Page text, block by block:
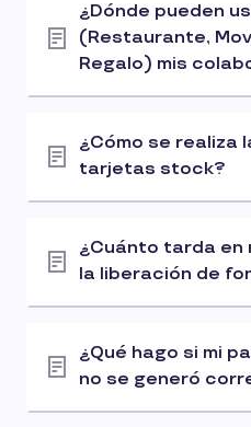
¿Dónde pueden
(Restaurante,
Regalo) mis
¿Cómo se realiza
tarjetas stock?
¿Cuánto tarda en
la liberación de
¿Qué hago si mi
no se generó